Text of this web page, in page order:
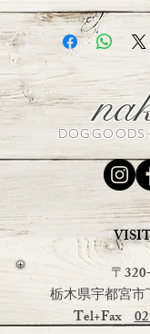
〒
栃木県宇都宮
Tel+Fax